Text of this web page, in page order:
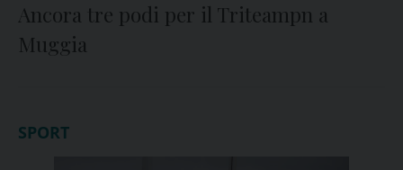
Ancora tre podi per il Triteampn a
Muggia
SPORT